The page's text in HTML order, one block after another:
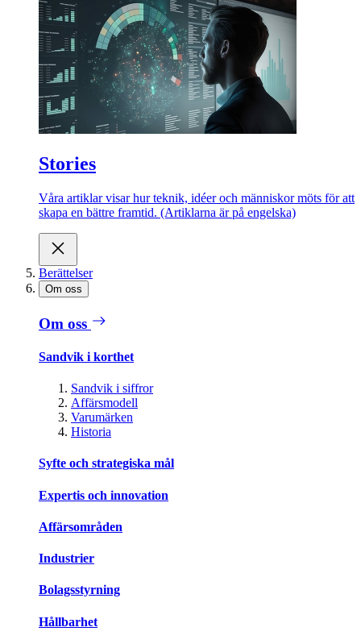
Stories
Våra artiklar visar hur teknik, idéer och människor möts för att
skapa en bättre framtid. (Artiklarna är på engelska)
Berättelser
Om oss
Om oss
Sandvik i korthet
Sandvik i siffror
Affärsmodell
Varumärken
Historia
Syfte och strategiska mål
Expertis och innovation
Affärsområden
Industrier
Bolagsstyrning
Hållbarhet